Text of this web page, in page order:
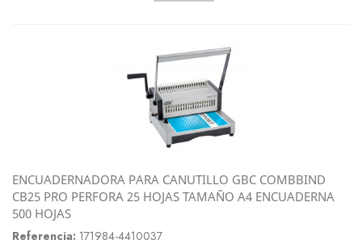
ENCUADERNADORA PARA CANUTILLO GBC COMBBIND
CB25 PRO PERFORA 25 HOJAS TAMAÑO A4 ENCUADERNA
500 HOJAS
Referencia: 171984-4410037